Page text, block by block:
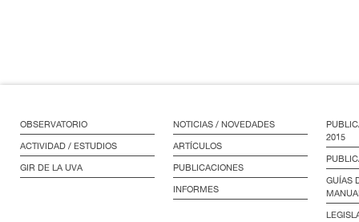
OBSERVATORIO
ACTIVIDAD / ESTUDIOS
GIR DE LA UVA
NOTICIAS / NOVEDADES
ARTÍCULOS
PUBLICACIONES
INFORMES
2015
GUÍAS